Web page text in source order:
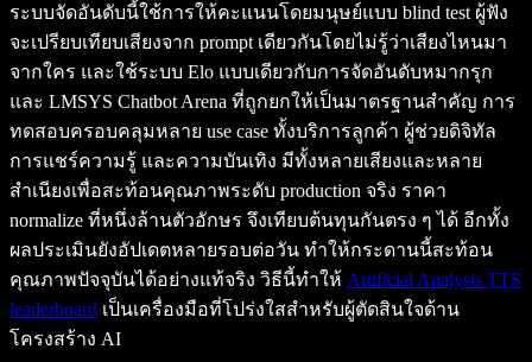
ระบบจัดอันดับนี้ใช้การให้คะแนนโดยมนุษย์แบบ blind test ผู้ฟัง
จะเปรียบเทียบเสียงจาก prompt เดียวกันโดยไม่รู้ว่าเสียงไหนมา
จากใคร และใช้ระบบ Elo แบบเดียวกับการจัดอันดับหมากรุก
และ LMSYS Chatbot Arena ที่ถูกยกให้เป็นมาตรฐานสำคัญ การ
ทดสอบครอบคลุมหลาย use case ทั้งบริการลูกค้า ผู้ช่วยดิจิทัล
การแชร์ความรู้ และความบันเทิง มีทั้งหลายเสียงและหลาย
สำเนียงเพื่อสะท้อนคุณภาพระดับ production จริง ราคา
normalize ที่หนึ่งล้านตัวอักษร จึงเทียบต้นทุนกันตรง ๆ ได้ อีกทั้ง
ผลประเมินยังอัปเดตหลายรอบต่อวัน ทำให้กระดานนี้สะท้อน
คุณภาพปัจจุบันได้อย่างแท้จริง วิธีนี้ทำให้ Artificial Analysis TTS
leaderboard เป็นเครื่องมือที่โปร่งใสสำหรับผู้ตัดสินใจด้าน
โครงสร้าง AI